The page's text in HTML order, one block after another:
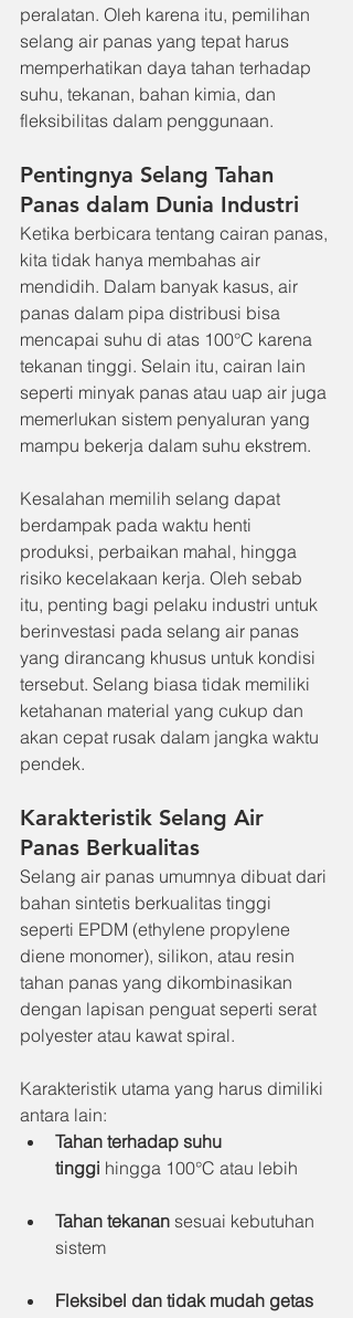
peralatan. Oleh karena itu, pemilihan
selang air panas yang tepat harus
memperhatikan daya tahan terhadap
suhu, tekanan, bahan kimia, dan
fleksibilitas dalam penggunaan.
Pentingnya Selang Tahan
Panas dalam Dunia Industri
Ketika berbicara tentang cairan panas,
kita tidak hanya membahas air
mendidih. Dalam banyak kasus, air
panas dalam pipa distribusi bisa
mencapai suhu di atas 100°C karena
tekanan tinggi. Selain itu, cairan lain
seperti minyak panas atau uap air juga
memerlukan sistem penyaluran yang
mampu bekerja dalam suhu ekstrem.
Kesalahan memilih selang dapat
berdampak pada waktu henti
produksi, perbaikan mahal, hingga
risiko kecelakaan kerja. Oleh sebab
itu, penting bagi pelaku industri untuk
berinvestasi pada selang air panas
yang dirancang khusus untuk kondisi
tersebut. Selang biasa tidak memiliki
ketahanan material yang cukup dan
akan cepat rusak dalam jangka waktu
pendek.
Karakteristik Selang Air
Panas Berkualitas
Selang air panas umumnya dibuat dari
bahan sintetis berkualitas tinggi
seperti EPDM (ethylene propylene
diene monomer), silikon, atau resin
tahan panas yang dikombinasikan
dengan lapisan penguat seperti serat
polyester atau kawat spiral.
Karakteristik utama yang harus dimiliki
antara lain:
Tahan terhadap suhu
tinggi hingga 100°C atau lebih
Tahan tekanan sesuai kebutuhan
sistem
Fleksibel dan tidak mudah getas